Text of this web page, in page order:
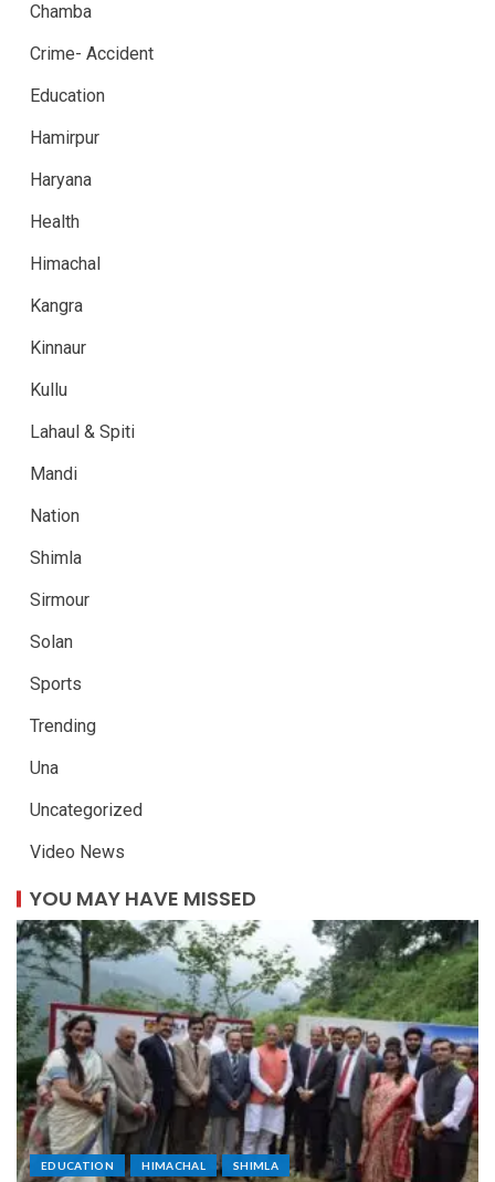
Chamba
Crime- Accident
Education
Hamirpur
Haryana
Health
Himachal
Kangra
Kinnaur
Kullu
Lahaul & Spiti
Mandi
Nation
Shimla
Sirmour
Solan
Sports
Trending
Una
Uncategorized
Video News
YOU MAY HAVE MISSED
EDUCATION HIMACHAL SHIMLA